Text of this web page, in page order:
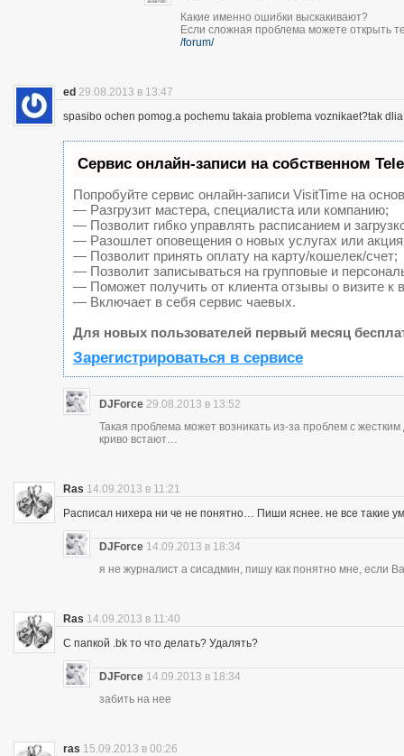
Какие именно ошибки выскакивают?
Если сложная проблема можете открыть
/forum/
ed 29.08.2013 в 13:47
spasibo ochen pomog.a pochemu takaia problema voznikaet?tak
Сервис онлайн-записи на собственном
Попробуйте сервис онлайн-записи VisitTime на
— Разгрузит мастера, специалиста или компанию;
— Позволит гибко управлять расписанием и
— Разошлет оповещения о новых услугах или
— Позволит принять оплату на карту/кошелек/счет;
— Позволит записываться на групповые и
— Поможет получить от клиента отзывы о визите к
— Включает в себя сервис чаевых.
Для новых пользователей первый месяц
Зарегистрироваться в сервисе
DJForce 29.08.2013 в 13:52
Такая проблема может возникать из-за проблем с
криво встают…
Ras 14.09.2013 в 11:21
Расписал нихера ни че не понятно… Пиши яснее. не все такие
DJForce 14.09.2013 в 18:34
я не журналист а сисадмин, пишу как понятно мне, если
Ras 14.09.2013 в 11:40
С папкой .bk то что делать? Удалять?
DJForce 14.09.2013 в 18:34
забить на нее
ras 15.09.2013 в 00:26